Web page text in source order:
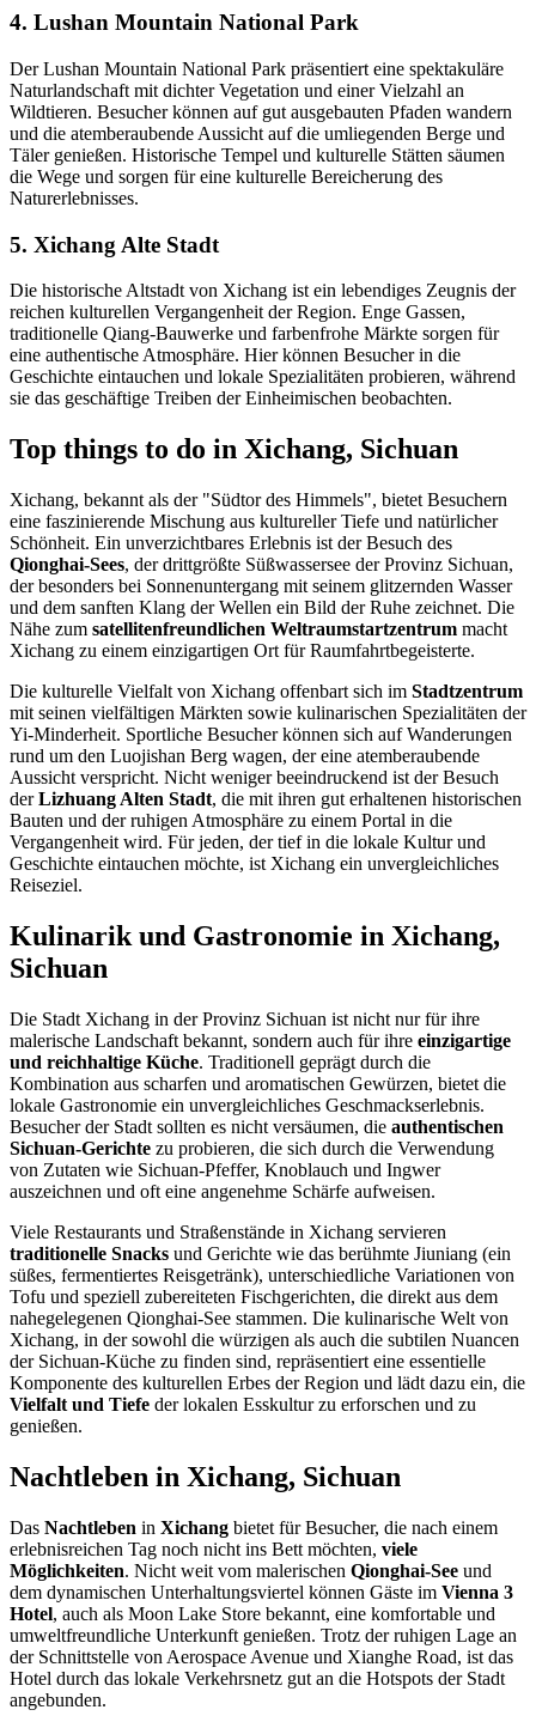
4. Lushan Mountain National Park
Der Lushan Mountain National Park präsentiert eine spektakuläre
Naturlandschaft mit dichter Vegetation und einer Vielzahl an
Wildtieren. Besucher können auf gut ausgebauten Pfaden wandern
und die atemberaubende Aussicht auf die umliegenden Berge und
Täler genießen. Historische Tempel und kulturelle Stätten säumen
die Wege und sorgen für eine kulturelle Bereicherung des
Naturerlebnisses.
5. Xichang Alte Stadt
Die historische Altstadt von Xichang ist ein lebendiges Zeugnis der
reichen kulturellen Vergangenheit der Region. Enge Gassen,
traditionelle Qiang-Bauwerke und farbenfrohe Märkte sorgen für
eine authentische Atmosphäre. Hier können Besucher in die
Geschichte eintauchen und lokale Spezialitäten probieren, während
sie das geschäftige Treiben der Einheimischen beobachten.
Top things to do in Xichang, Sichuan
Xichang, bekannt als der "Südtor des Himmels", bietet Besuchern
eine faszinierende Mischung aus kultureller Tiefe und natürlicher
Schönheit. Ein unverzichtbares Erlebnis ist der Besuch des
Qionghai-Sees, der drittgrößte Süßwassersee der Provinz Sichuan,
der besonders bei Sonnenuntergang mit seinem glitzernden Wasser
und dem sanften Klang der Wellen ein Bild der Ruhe zeichnet. Die
Nähe zum satellitenfreundlichen Weltraumstartzentrum macht
Xichang zu einem einzigartigen Ort für Raumfahrtbegeisterte.
Die kulturelle Vielfalt von Xichang offenbart sich im Stadtzentrum
mit seinen vielfältigen Märkten sowie kulinarischen Spezialitäten der
Yi-Minderheit. Sportliche Besucher können sich auf Wanderungen
rund um den Luojishan Berg wagen, der eine atemberaubende
Aussicht verspricht. Nicht weniger beeindruckend ist der Besuch
derLizhuang Alten Stadt, die mit ihren gut erhaltenen historischen
Bauten und der ruhigen Atmosphäre zu einem Portal in die
Vergangenheit wird. Für jeden, der tief in die lokale Kultur und
Geschichte eintauchen möchte, ist Xichang ein unvergleichliches
Reiseziel.
Kulinarik und Gastronomie in Xichang,
Sichuan
Die Stadt Xichang in der Provinz Sichuan ist nicht nur für ihre
malerische Landschaft bekannt, sondern auch für ihre einzigartige
und reichhaltige Küche. Traditionell geprägt durch die
Kombination aus scharfen und aromatischen Gewürzen, bietet die
lokale Gastronomie ein unvergleichliches Geschmackserlebnis.
Besucher der Stadt sollten es nicht versäumen, die authentischen
Sichuan-Gerichte zu probieren, die sich durch die Verwendung
von Zutaten wie Sichuan-Pfeffer, Knoblauch und Ingwer
auszeichnen und oft eine angenehme Schärfe aufweisen.
Viele Restaurants und Straßenstände in Xichang servieren
traditionelle Snacks und Gerichte wie das berühmte Jiuniang (ein
süßes, fermentiertes Reisgetränk), unterschiedliche Variationen von
Tofu und speziell zubereiteten Fischgerichten, die direkt aus dem
nahegelegenen Qionghai-See stammen. Die kulinarische Welt von
Xichang, in der sowohl die würzigen als auch die subtilen Nuancen
der Sichuan-Küche zu finden sind, repräsentiert eine essentielle
Komponente des kulturellen Erbes der Region und lädt dazu ein, die
Vielfalt und Tiefe der lokalen Esskultur zu erforschen und zu
genießen.
Nachtleben in Xichang, Sichuan
Das Nachtleben in Xichang bietet für Besucher, die nach einem
erlebnisreichen Tag noch nicht ins Bett möchten, viele
Möglichkeiten. Nicht weit vom malerischen Qionghai-See und
dem dynamischen Unterhaltungsviertel können Gäste im Vienna 3
Hotel, auch als Moon Lake Store bekannt, eine komfortable und
umweltfreundliche Unterkunft genießen. Trotz der ruhigen Lage an
der Schnittstelle von Aerospace Avenue und Xianghe Road, ist das
Hotel durch das lokale Verkehrsnetz gut an die Hotspots der Stadt
angebunden.